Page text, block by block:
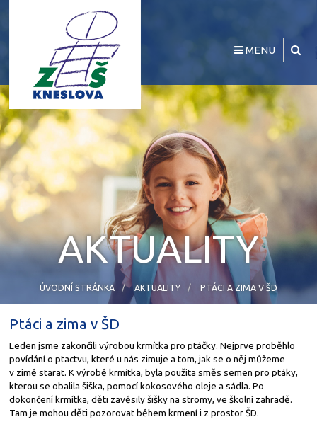
MENU
AKTUALITY
ÚVODNÍ STRÁNKA AKTUALITY PTÁCI A ZIMA V ŠD
Ptáci a zima v ŠD
Leden jsme zakončili výrobou krmítka pro ptáčky. Nejprve proběhlo
povídání o ptactvu, které u nás zimuje a tom, jak se o něj můžeme
v zimě starat. K výrobě krmítka, byla použita směs semen pro ptáky,
kterou se obalila šiška, pomocí kokosového oleje a sádla. Po
dokončení krmítka, děti zavěsily šišky na stromy, ve školní zahradě.
Tam je mohou děti pozorovat během krmení i z prostor ŠD.